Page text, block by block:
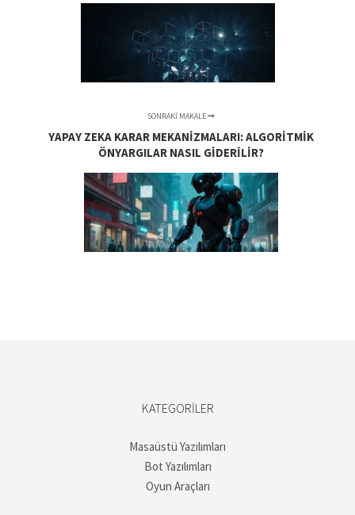
SONRAKI MAKALE
YAPAY ZEKA KARAR MEKANIZMALARI: ALGORITMIK
ÖNYARGILAR NASIL GIDERILIR?
KATEGORILER
Masaüstü Yazılımları
Bot Yazılımları
Oyun Araçları